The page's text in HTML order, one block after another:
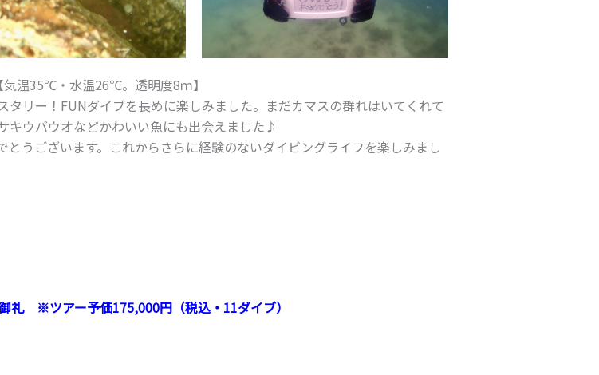
温35℃・水温26℃。透明度8ｍ】
リー！FUNダイブを長めに楽しみました。まだカマスの群れはいてくれて
キウバウオなどかわいい魚にも出会えました♪
うございます。これからさらに経験のないダイビングライフを楽しみまし
※ツアー予価175,000円（税込・11ダイブ）